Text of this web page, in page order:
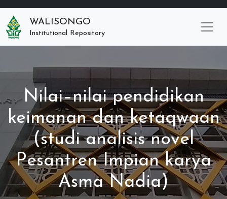
WALISONGO
Institutional Repository
Nilai–nilai pendidikan
keimanan dan ketaqwaan
(studi analisis novel
Pesantren Impian karya
Asma Nadia)